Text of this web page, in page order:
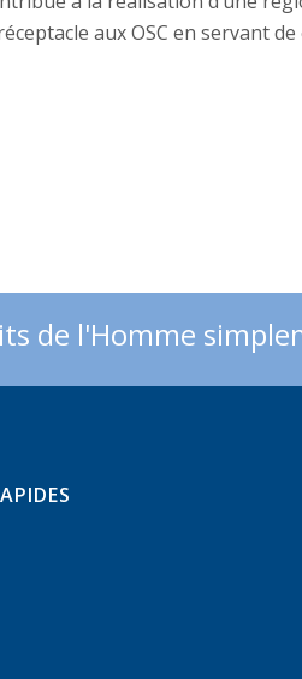
aux OSC en servant de
de l'Homme